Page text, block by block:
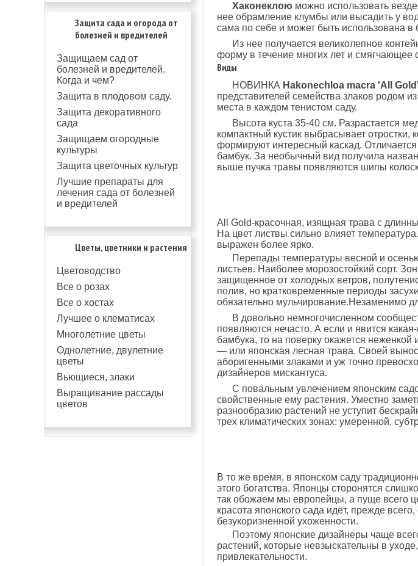
Защита сада и огорода от
болезней и вредителей
Защищаем сад от
болезней и вредителей.
Когда и чем?
Защита в плодовом саду.
Защита декоративного
сада
Защищаем огородные
культуры
Защита цветочных культур
Лучшие препараты для
лечения сада от болезней
и вредителей
Цветы, цветники и растения
Цветоводство
Все о розах
Все о хостах
Лучшее о клематисах
Многолетние цветы
Однолетние, двулетние
цветы
Вьющиеся, злаки
Выращивание рассады
цветов
Хаконеклою можно использовать
нее обрамление клумбы или высадить у
сама по себе и может быть использована в
Из нее получается великолепное
форму в течение многих лет и смягчающее
Виды
НОВИНКА Hakonechloa macra 'All
представителей семейства злаков родом
места в каждом тенистом саду.
Высота куста 35-40 см. Разрастается
компактный кустик выбрасывает
формируют интересный каскад.
бамбук. За необычный вид получила
выше пучка травы появляются шипы
All Gold-красочная, изящная трава с
На цвет листвы сильно влияет
выражен более ярко.
Перепады температуры весной и
листьев. Наиболее морозостойкий сорт.
защищенное от холодных ветров,
полив, но кратковременные периоды
обязательно мульчирование.Незаменимо
В довольно немногочисленном
появляются нечасто. А если и явится
бамбука, то на поверку окажется
— или японская лесная трава. Своей
аборигенными злаками и уж точно
дизайнеров мискантуса.
С повальным увлечением японским
свойственные ему растения. Уместно
разнообразию растений не уступит
трех климатических зонах: умеренной,
В то же время, в японском саду
этого богатства. Японцы сторонятся
так обожаем мы европейцы, а пуще всего
красота японского сада идёт, прежде
безукоризненной ухоженности.
Поэтому японские дизайнеры чаще
растений, которые невзыскательны в
привлекательности.